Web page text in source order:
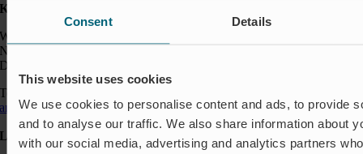
Consent Details
This website uses cookies
We use cookies to personalise content and ads, to provide
and to analyse our traffic. We also share information about
with our social media, advertising and analytics partners
Kontakt:
Wapro GmbH
Neumarkt 1
DE-49074 Osnabrück
Telefon: +49 541 963 24144
anfragen@wapro.com
Lösungen